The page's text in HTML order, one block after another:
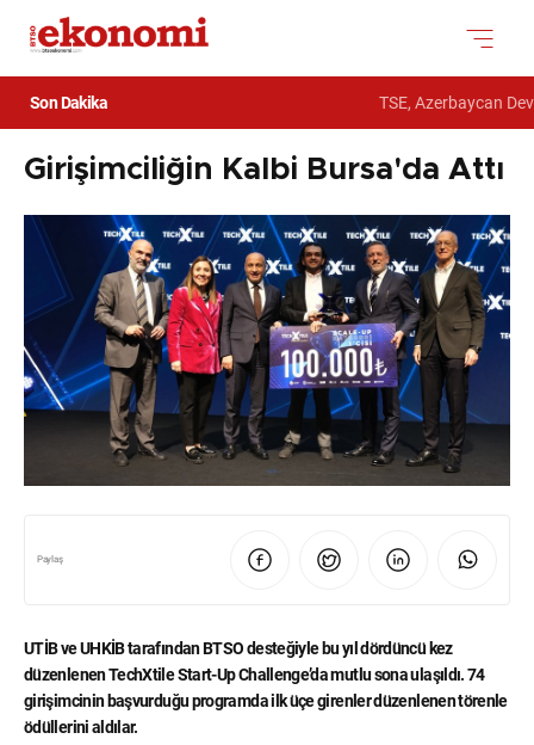
Son Dakika TSE, Azerbaycan
Girişimciliğin Kalbi Bursa'da Attı
Paylaş
UTİB ve UHKİB tarafından BTSO desteğiyle bu yıl dördüncü kez
düzenlenen TechXtile Start-Up Challenge’da mutlu sona ulaşıldı. 74
girişimcinin başvurduğu programda ilk üçe girenler düzenlenen törenle
ödüllerini aldılar.